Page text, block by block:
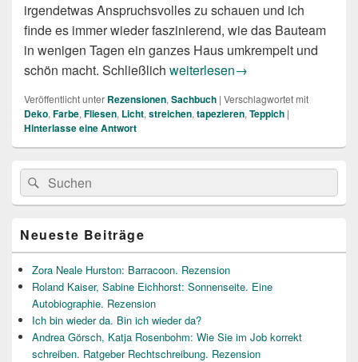
irgendetwas Anspruchsvolles zu schauen und ich
finde es immer wieder faszinierend, wie das Bauteam
in wenigen Tagen ein ganzes Haus umkrempelt und
schön macht. Schließlich Das große 1 x 1 des Wohnens:
weiterlesen→
Veröffentlicht unter Rezensionen, Sachbuch | Verschlagwortet mit
Deko, Farbe, Fliesen, Licht, streichen, tapezieren, Teppich |
Hinterlasse eine Antwort
Primärer
Seitenleisten
Widget-
Bereich
Suche
nach:
Suchen
Neueste Beiträge
Zora Neale Hurston: Barracoon. Rezension
Roland Kaiser, Sabine Eichhorst: Sonnenseite. Eine
Autobiographie. Rezension
Ich bin wieder da. Bin ich wieder da?
Andrea Görsch, Katja Rosenbohm: Wie Sie im Job korrekt
schreiben. Ratgeber Rechtschreibung. Rezension